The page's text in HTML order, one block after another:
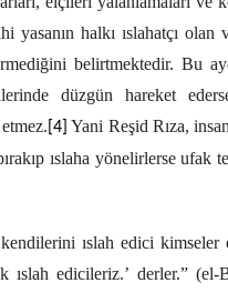
yasanın halkı ıslahatçı
belirtmektedir. Bu
düzgün hareket
[4] Yani Reşid Rıza,
ıslaha yönelirlerse ufak
ıslah edici kimseler
ıslah edicileriz.’ derler.”